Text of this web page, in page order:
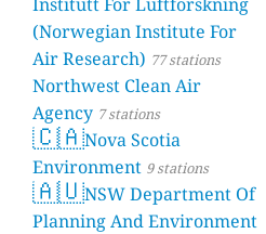
(Norwegian Institute For
Air Research) 77 stations
Northwest Clean Air
Agency 7 stations
🇨🇦Nova Scotia
Environment 9 stations
🇦🇺NSW Department Of
Planning And Environment